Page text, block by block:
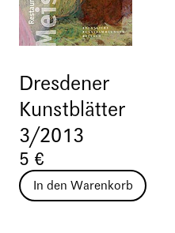
Dresdener
Kunstblätter
3/2013
5 €
In den Warenkorb